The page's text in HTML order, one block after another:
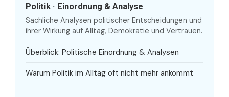
Politik · Einordnung & Analyse
Sachliche Analysen politischer Entscheidungen und
ihrer Wirkung auf Alltag, Demokratie und Vertrauen.
Überblick: Politische Einordnung & Analysen
Warum Politik im Alltag oft nicht mehr ankommt